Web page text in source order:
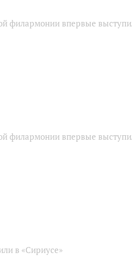
филармонии впервые
филармонии впервые
в «Сириусе»